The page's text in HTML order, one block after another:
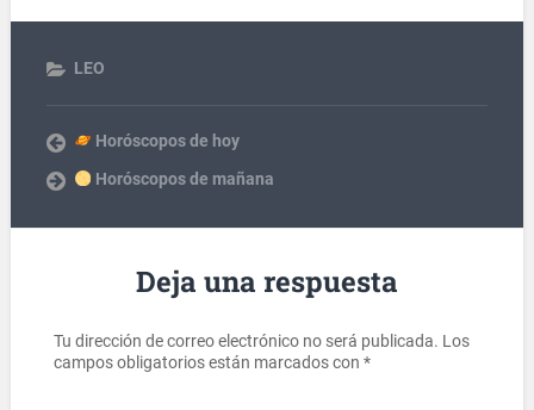
LEO
Horóscopos de hoy
Horóscopos de mañana
Deja una respuesta
Tu dirección de correo electrónico no será publicada. Los
campos obligatorios están marcados con *